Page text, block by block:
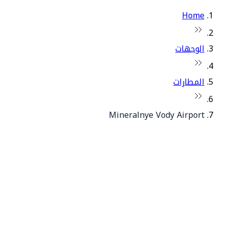
Home
الوجهات
المطارات
Mineralnye Vody Airport